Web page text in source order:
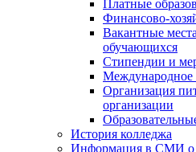
Платные
Финансово-
Вакантные
обучающихся
Стипендии и
Международное
Организация
организации
История колледжа
Информация в СМИ о